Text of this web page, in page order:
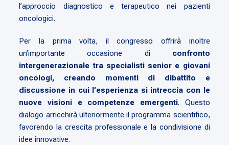
l’approccio diagnostico e terapeutico nei pazienti
oncologici.
Per la prima volta, il congresso offrirà inoltre
un’importante occasione di confronto
intergenerazionale tra specialisti senior e giovani
oncologi, creando momenti di dibattito e
discussione in cui l’esperienza si intreccia con le
nuove visioni e competenze emergenti. Questo
dialogo arricchirà ulteriormente il programma scientifico,
favorendo la crescita professionale e la condivisione di
idee innovative.